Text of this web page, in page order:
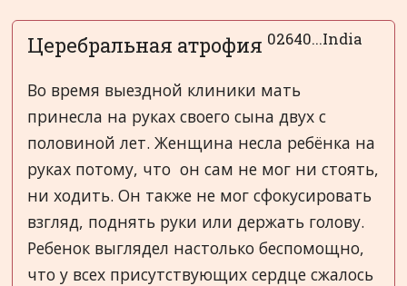
Церебральная атрофия 02640...India
Во время выездной клиники мать
принесла на руках своего сына двух с
половиной лет. Женщина несла ребёнка на
руках потому, что он сам не мог ни стоять,
ни ходить. Он также не мог сфокусировать
взгляд, поднять руки или держать голову.
Ребенок выглядел настолько беспомощно,
что у всех присутствующих сердце сжалось